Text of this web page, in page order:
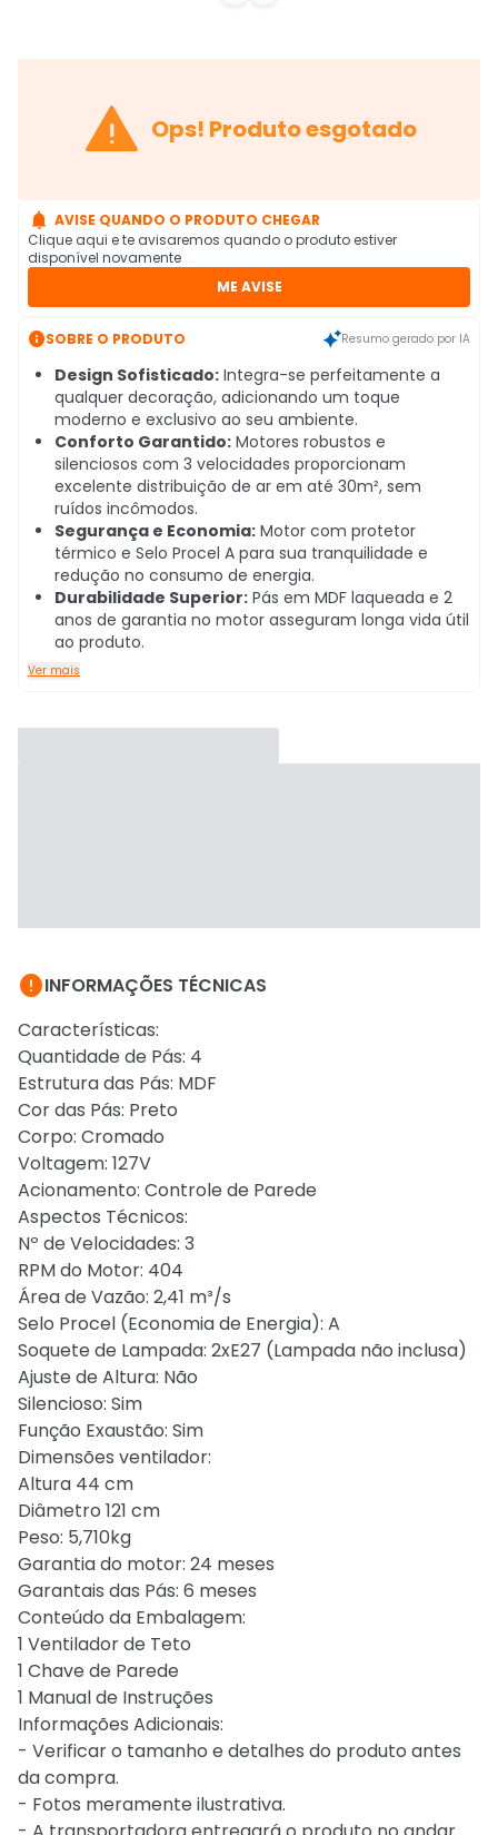
 Ops! Produto esgotado
 AVISE QUANDO O PRODUTO CHEGAR
Clique aqui e te avisaremos quando o produto estiver
disponível novamente
ME AVISE
SOBRE O PRODUTO Resumo gerado por IA
Design Sofisticado: Integra-se perfeitamente a
qualquer decoração, adicionando um toque
moderno e exclusivo ao seu ambiente.
Conforto Garantido: Motores robustos e
silenciosos com 3 velocidades proporcionam
excelente distribuição de ar em até 30m², sem
ruídos incômodos.
Segurança e Economia: Motor com protetor
térmico e Selo Procel A para sua tranquilidade e
redução no consumo de energia.
Durabilidade Superior: Pás em MDF laqueada e 2
anos de garantia no motor asseguram longa vida útil
ao produto.
Ver mais
INFORMAÇÕES TÉCNICAS
Características:
Quantidade de Pás: 4
Estrutura das Pás: MDF
Cor das Pás: Preto
Corpo: Cromado
Voltagem: 127V
Acionamento: Controle de Parede
Aspectos Técnicos:
Nº de Velocidades: 3
RPM do Motor: 404
Área de Vazão: 2,41 m³/s
Selo Procel (Economia de Energia): A
Soquete de Lampada: 2xE27 (Lampada não inclusa)
Ajuste de Altura: Não
Silencioso: Sim
Função Exaustão: Sim
Dimensões ventilador:
Altura 44 cm
Diâmetro 121 cm
Peso: 5,710kg
Garantia do motor: 24 meses
Garantais das Pás: 6 meses
Conteúdo da Embalagem:
1 Ventilador de Teto
1 Chave de Parede
1 Manual de Instruções
Informações Adicionais:
- Verificar o tamanho e detalhes do produto antes
da compra.
- Fotos meramente ilustrativa.